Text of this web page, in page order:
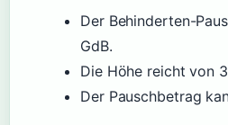
Der Behinderten-
GdB.
Die Höhe reicht von
Der Pauschbetrag